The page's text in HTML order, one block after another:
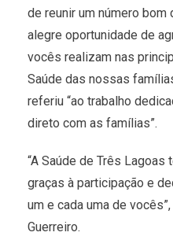
de reunir um número bom
alegre oportunidade de
vocês realizam nas
Saúde das nossas
referiu “ao trabalho
direto com as famílias”.
“A Saúde de Três Lagoas
graças à participação e
um e cada uma de
Guerreiro.